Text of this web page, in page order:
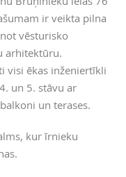
ir veikta pilna
vēsturisko
arhitektūru.
visi ēkas inženiertīkli
un 5. stāvu ar
un terases.
kur īrnieku